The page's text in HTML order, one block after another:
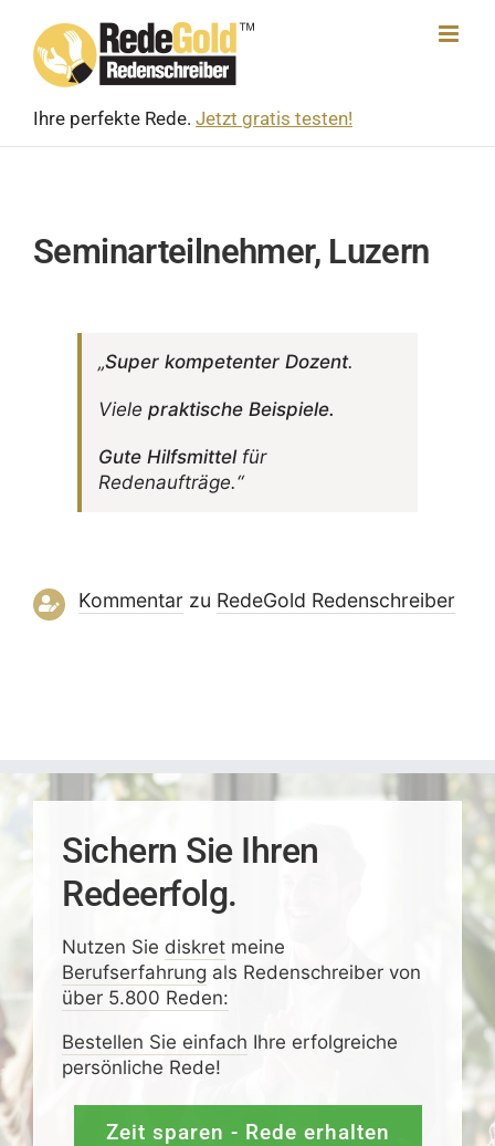
content
Ihre perfekte Rede. Jetzt gratis testen!
Seminarteilnehmer, Luzern
„Super kompe­tenter Dozent.
Viele prak­ti­sche Beispiele.
Gute Hilfs­mittelfür
Redenaufträge.“
Kommentarzu RedeGold Reden­schreiber
Sichern Sie Ihren
Redeerfolg.
Nutzen Sie diskretmeine
Berufserfahrung als Redenschreiber von
über 5.800 Reden:
Bestellen Sie einfach Ihre erfolgreiche
persönliche Rede!
Zeit sparen - Rede erhalten